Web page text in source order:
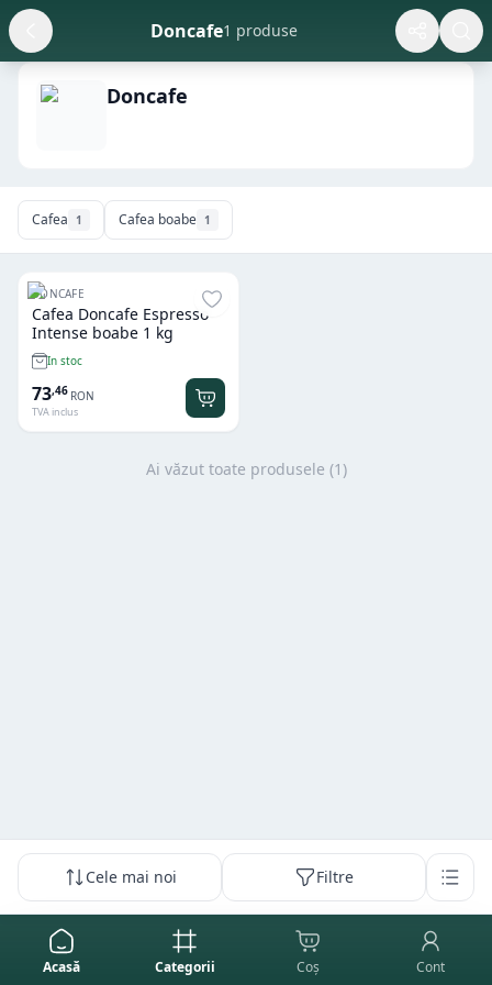
Doncafe1 produse
Doncafe
Cafea 1 Cafea boabe 1
DONCAFE
Cafea Doncafe Espresso
Intense boabe 1 kg
In stoc
73,46 RON
TVA inclus
Ai văzut toate produsele (1)
Cele mai noi Filtre
Acasă Categorii Coș Cont